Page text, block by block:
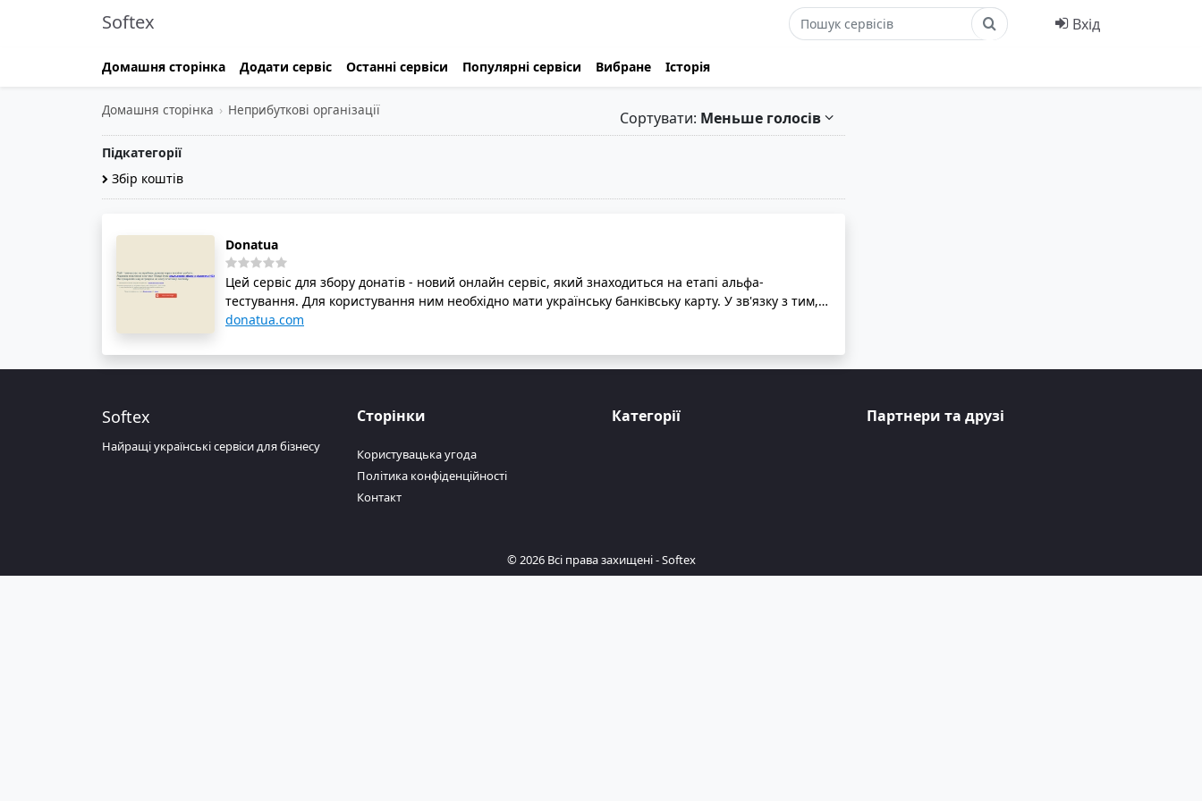
Softex Вхід
Домашня сторінка Додати сервіс Останні сервіси Популярні сервіси Вибране Історія
Домашня сторінка › Неприбуткові організації Сортувати: Меньше голосів
Підкатегорії
Збір коштів
Donatua
Цей сервіс для збору донатів - новий онлайн сервіс, який знаходиться на етапі альфа-
тестування. Для користування ним необхідно мати українську банківську карту. У зв'язку з тим,
що сервіс перебуває в стані альфа, можливі баги та серйозні зміни. Підтримка користувачів
доступна можливість увійти за допомогою облікового запису Google. Приєднуйтесь до
donatua.com
Softex
Найращі українські сервіси для бізнесу
Сторінки
Користувацька угода
Політика конфіденційності
Контакт
Категорії Партнери та друзі
© 2026 Всі права захищені -Softex